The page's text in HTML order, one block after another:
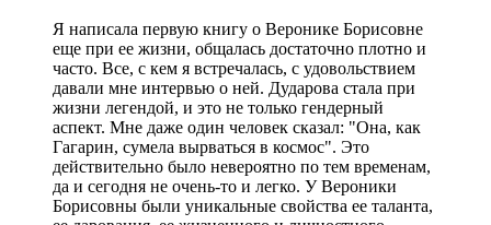
Я написала первую книгу о Веронике Борисовне
еще при ее жизни, общалась достаточно плотно и
часто. Все, с кем я встречалась, с удовольствием
давали мне интервью о ней. Дударова стала при
жизни легендой, и это не только гендерный
аспект. Мне даже один человек сказал: "Она, как
Гагарин, сумела вырваться в космос". Это
действительно было невероятно по тем временам,
да и сегодня не очень-то и легко. У Вероники
Борисовны были уникальные свойства ее таланта,